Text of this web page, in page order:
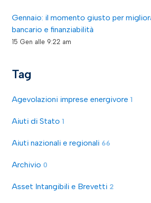
Gennaio: il momento giusto per
bancario e finanziabilità
15 Gen alle 9:22 am
Tag
Agevolazioni imprese energivore 1
Aiuti di Stato 1
Aiuti nazionali e regionali 66
Archivio 0
Asset Intangibili e Brevetti 2